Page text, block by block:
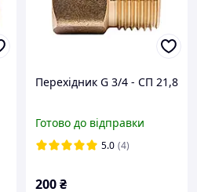
Перехідник G 3/4 - СП 21,8
Готово до відправки
5.0 (4)
200₴